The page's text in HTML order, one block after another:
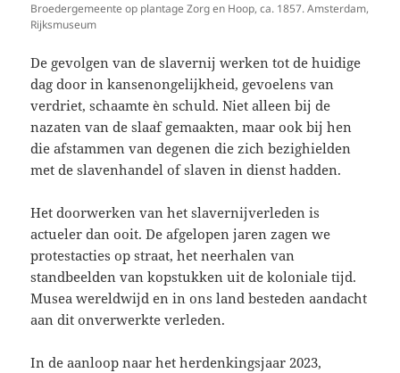
Broedergemeente op plantage Zorg en Hoop, ca. 1857. Amsterdam,
Rijksmuseum
De gevolgen van de slavernij werken tot de huidige
dag door in kansenongelijkheid, gevoelens van
verdriet, schaamte èn schuld. Niet alleen bij de
nazaten van de slaaf gemaakten, maar ook bij hen
die afstammen van degenen die zich bezighielden
met de slavenhandel of slaven in dienst hadden.
Het doorwerken van het slavernijverleden is
actueler dan ooit. De afgelopen jaren zagen we
protestacties op straat, het neerhalen van
standbeelden van kopstukken uit de koloniale tijd.
Musea wereldwijd en in ons land besteden aandacht
aan dit onverwerkte verleden.
In de aanloop naar het herdenkingsjaar 2023,